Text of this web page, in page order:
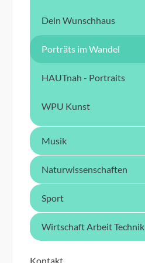
Dein Wunschhaus
Porträts im Wandel
HAUTnah - Portraits
WPU Kunst
Musik
Naturwissenschaften
Sport
Wirtschaft Arbeit Technik
Kontakt